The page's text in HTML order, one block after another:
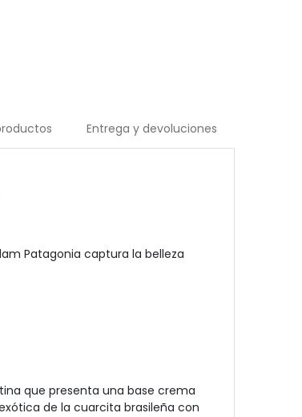
Entrega y devoluciones
Patagonia captura la belleza
que presenta una base crema
de la cuarcita brasileña con